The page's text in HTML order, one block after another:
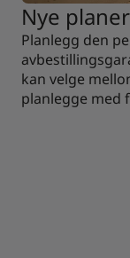
Nye
Planlegg den
kan velge
planlegge med